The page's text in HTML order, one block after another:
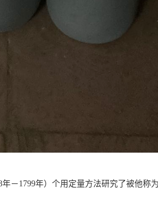
－1799年）个用定量方法研究了被他称